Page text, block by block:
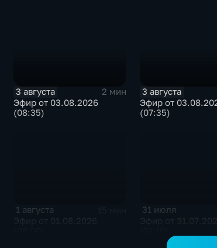
3 августа
2 мин
Эфир от 03.08.2026
(08:35)
3 августа
Эфир от
(07:35)
1 августа 31 июля